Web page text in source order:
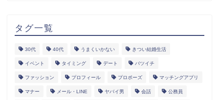
タグ一覧
30代 40代 うまくいかない きつい結婚生活
イベント タイミング デート バツイチ
ファッション プロフィール プロポーズ マッチングアプリ
マナー メール・LINE ヤバイ男 会話 公務員